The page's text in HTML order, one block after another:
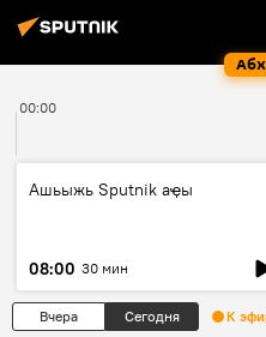
00:00
Ашьыжь Sputnik аҿы
08:00 30 мин
Вчера Сегодня К